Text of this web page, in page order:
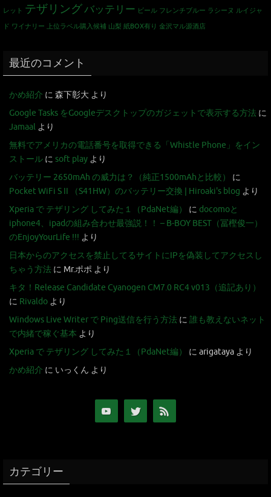
レット テザリングバッテリー ビール フレンチブルー ラシーヌ ルイジャ
ド ワイナリー 上位ラベル購入候補 山梨 紙BOX有り 金沢マル源酒店
最近のコメント
かめ紹介 に 森下彰大 より
Google Tasks をGoogleデスクトップのガジェットで表示する方法 に
Jamaal より
無料でアメリカの電話番号を取得できる「Whistle Phone」をイン
ストール に soft play より
バッテリー 2650mAh の威力は？（純正1500mAhと比較）
に
Pocket WiFi S II （S41HW）のバッテリー交換 | Hiroaki's blog より
Xperia で テザリング してみた１（PdaNet編）
に docomoと
iphone4、ipadの組み合わせ最強説！！ – B-BOY BEST（冨樫俊一）
のEnjoyYourLife !!! より
日本からのアクセスを禁止してるサイトにIPを偽装してアクセスし
ちゃう方法 に Mr.ポポ より
キタ！Release Candidate Cyanogen CM7.0 RC4 v013（追記あり）
に Rivaldo より
Windows Live Writer で Ping送信を行う方法 に 誰も教えないネット
で内緒で稼ぐ基本 より
Xperia で テザリング してみた１（PdaNet編）
に arigataya より
かめ紹介 に いっくん より
カテゴリー